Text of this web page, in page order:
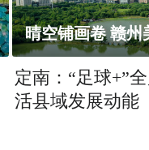
开足马力赶订单
定南：“足球+”
活县域发展动能